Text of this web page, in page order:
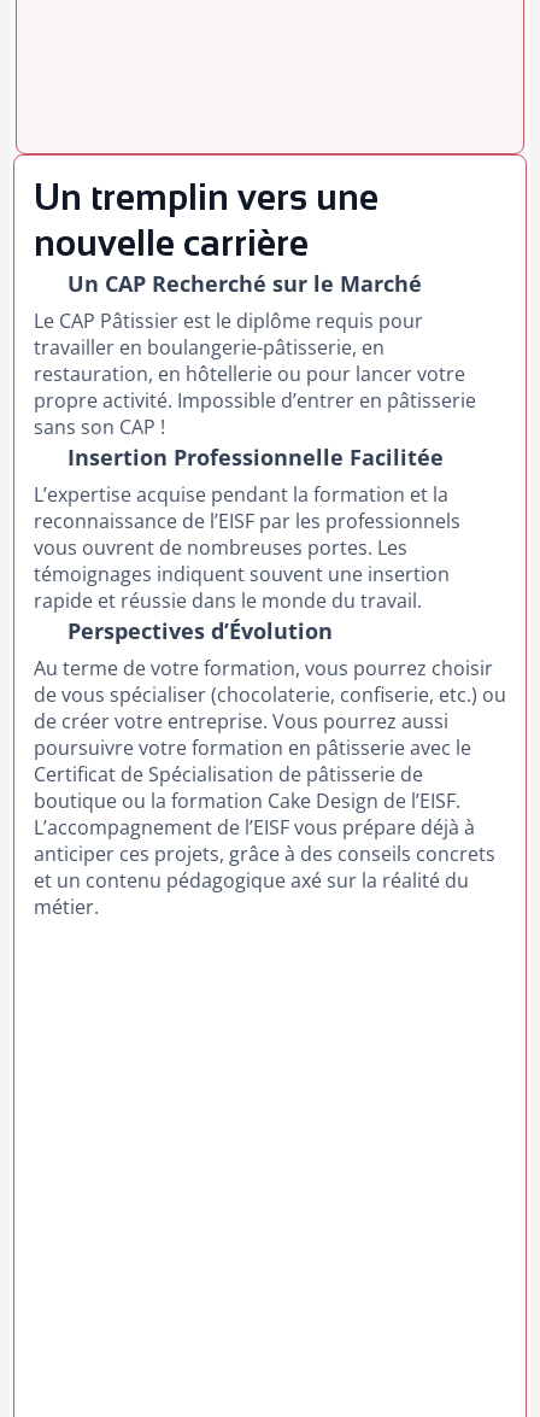
Un tremplin vers une
nouvelle carrière
Un CAP Recherché sur le Marché
Le CAP Pâtissier est le diplôme requis pour
travailler en boulangerie-pâtisserie, en
restauration, en hôtellerie ou pour lancer votre
propre activité. Impossible d’entrer en pâtisserie
sans son CAP !
Insertion Professionnelle Facilitée
L’expertise acquise pendant la formation et la
reconnaissance de l’EISF par les professionnels
vous ouvrent de nombreuses portes. Les
témoignages indiquent souvent une insertion
rapide et réussie dans le monde du travail.
Perspectives d’Évolution
Au terme de votre formation, vous pourrez choisir
de vous spécialiser (chocolaterie, confiserie, etc.) ou
de créer votre entreprise. Vous pourrez aussi
poursuivre votre formation en pâtisserie avec le
Certificat de Spécialisation de pâtisserie de
boutique ou la formation Cake Design de l’EISF.
L’accompagnement de l’EISF vous prépare déjà à
anticiper ces projets, grâce à des conseils concrets
et un contenu pédagogique axé sur la réalité du
métier.